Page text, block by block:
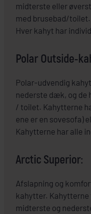
midterste eller
med brusebad/
Hver kahyt har
Polar Outside-
Polar-udvendig
nederste dæk, og de
/ toilet. Kahytterne
ene er en sovesofa)
Kahytterne har alle
Arctic Superior:
Afslapning og
kahytter. Kahytterne
midterste og